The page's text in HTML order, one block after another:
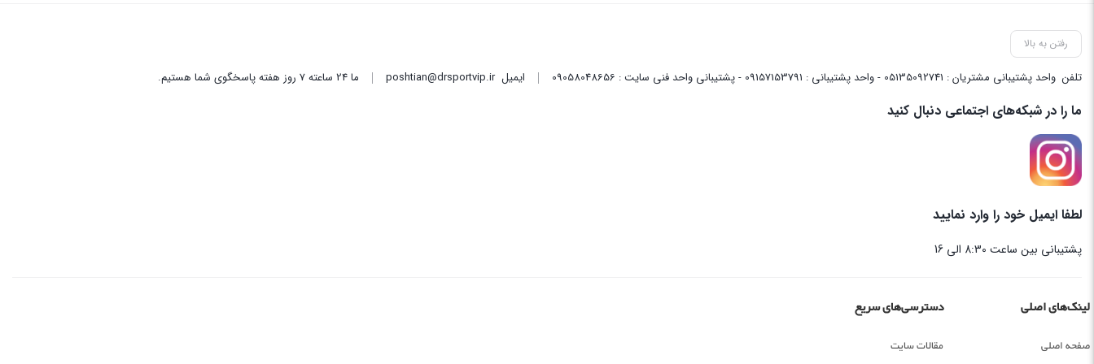
رفتن به بالا
تلفن واحد پشتیبانی مشتریان : 05135092741 - واحد پشتیبانی : 09157153791 - پشتیبانی واحد فنی سایت : 09058048656 ایمیلposhtian@drsportvip.ir ما 24 ساعته 7 روز هفته پاسخگوی شما هستیم.
ما را در شبکه‌های اجتماعی دنبال کنید
لطفا ایمیل خود را وارد نمایید
پشتیبانی بین ساعت 8:30 الی 16
لینک‌های اصلی
صفحه اصلی
دسترسی‌های سریع
مقالات سایت